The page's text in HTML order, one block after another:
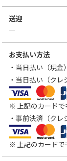
送迎
―
お支払い方法
・当日払い（現金）
・当日払い（クレ
VISA
※ 上記のカードで
・事前決済（クレ
VISA
※ 上記のカードで